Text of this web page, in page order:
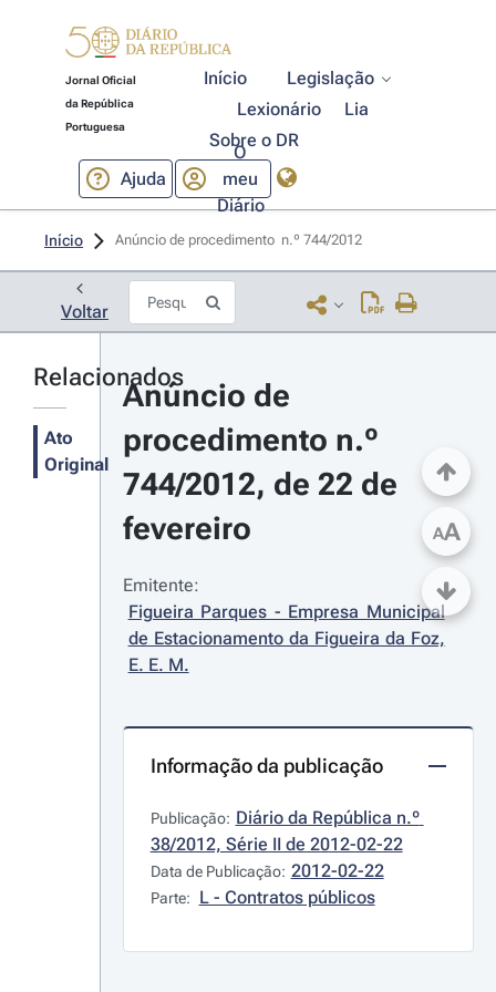
Jornal Oficial
da República
Portuguesa
Início
Legislação
Lexionário
Lia
Sobre o DR
Ajuda
O
meu
Diário
Início Anúncio de procedimento  n.º 744/2012
Voltar
Relacionados
Ato
Original
Anúncio de
procedimento n.º
744/2012, de 22 de
fevereiro
Emitente:
Figueira Parques - Empresa Municipal
de Estacionamento da Figueira da Foz,
E. E. M.
Informação da publicação
Publicação: Diário da República n.º
38/2012, Série II de 2012-02-22
Data de Publicação: 2012-02-22
Parte: L - Contratos públicos
AA